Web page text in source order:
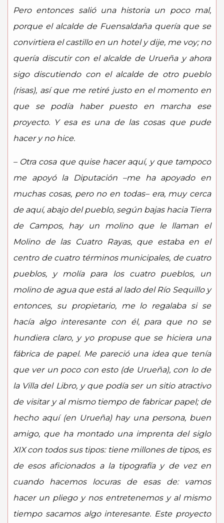
Pero entonces salió una historia un poco mal,
porque el alcalde de Fuensaldaña quería que se
convirtiera el castillo en un hotel y dije, me voy; no
quería discutir con el alcalde de Urueña y ahora
sigo discutiendo con el alcalde de otro pueblo
(risas), así que me retiré justo en el momento en
que se podía haber puesto en marcha ese
proyecto. Y esa es una de las cosas que pude
hacer y no hice.
– Otra cosa que quise hacer aquí, y que tampoco
me apoyó la Diputación –me ha apoyado en
muchas cosas, pero no en todas– era, muy cerca
de aquí, abajo del pueblo, según bajas hacia Tierra
de Campos, hay un molino que le llaman el
Molino de las Cuatro Rayas, que estaba en el
centro de cuatro términos municipales, de cuatro
pueblos, y molía para los cuatro pueblos, un
molino de agua que está al lado del Río Sequillo y
entonces, su propietario, me lo regalaba si se
hacía algo interesante con él, para que no se
hundiera claro, y yo propuse que se hiciera una
fábrica de papel. Me pareció una idea que tenía
que ver un poco con esto (de Urueña), con lo de
la Villa del Libro, y que podía ser un sitio atractivo
de visitar y al mismo tiempo de fabricar papel; de
hecho aquí (en Urueña) hay una persona, buen
amigo, que ha montado una imprenta del siglo
XIX con todos sus tipos: tiene millones de tipos, es
de esos aficionados a la tipografía y de vez en
cuando hacemos locuras de esas de: vamos
hacer un pliego y nos entretenemos y al mismo
tiempo sacamos algo interesante. Este proyecto